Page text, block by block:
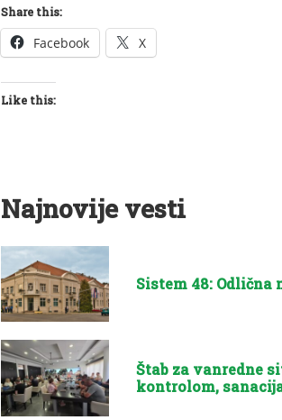
Share this:
Facebook X
Like this:
Najnovije vesti
Sistem 48:
Štab za vanredne
kontrolom,